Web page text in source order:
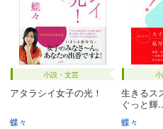
小説・文芸
アタラシイ女子の光！
蝶々
生きるス
ぐっと輝
蝶々